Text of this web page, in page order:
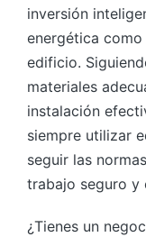
inversión
energética
edificio.
materiales
instalación
siempre utilizar
seguir las
trabajo seguro y
¿Tienes un